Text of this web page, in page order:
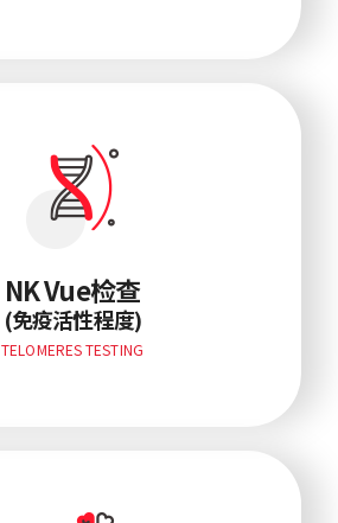
NK Vue检查
(免疫活性程度)
TELOMERES TESTING
(免疫活性程度)